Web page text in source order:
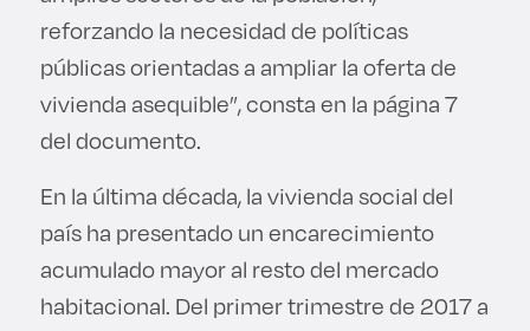
reforzando la necesidad de políticas
públicas orientadas a ampliar la oferta de
vivienda asequible”, consta en la página 7
del documento.
En la última década, la vivienda social del
país ha presentado un encarecimiento
acumulado mayor al resto del mercado
habitacional. Del primer trimestre de 2017 a